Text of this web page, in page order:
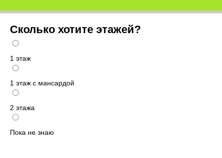
Сколько хотите этажей?
1 этаж
1 этаж с мансардой
2 этажа
Пока не знаю